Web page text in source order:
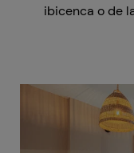
ibicenca o de